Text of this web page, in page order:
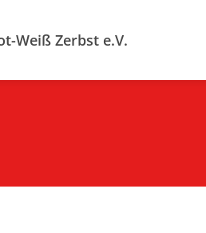
Weiß Zerbst e.V.